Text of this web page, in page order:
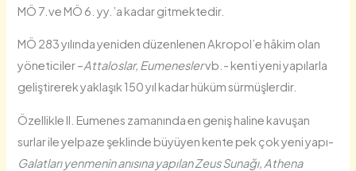
MÖ 7.ve MÖ 6. yy.’a kadar gitmektedir.
MÖ 283 yılında yeniden düzenlenen Akropol’e hâkim olan
yöneticiler –Attaloslar, Eumeneslervb.- kenti yeni yapılarla
geliştirerek yaklaşık 150 yıl kadar hüküm sürmüşlerdir.
Özellikle II. Eumenes zamanında en geniş haline kavuşan
surlar ile yelpaze şeklinde büyüyen kente pek çok yeni yapı-
Galatları yenmenin anısına yapılan Zeus Sunağı, Athena